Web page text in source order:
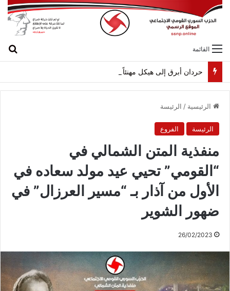
القائمة
حردان أبرق إلى هيكل مهنئاً بمناسبة عيد الجيش
الرئيسية / الرئيسة
الرئيسة الفروع
منفذية المتن الشمالي في
“القومي” تحيي عيد مولد سعاده في
الأول من آذار بـ “مسير العرزال” في
ضهور الشوير
26/02/2023